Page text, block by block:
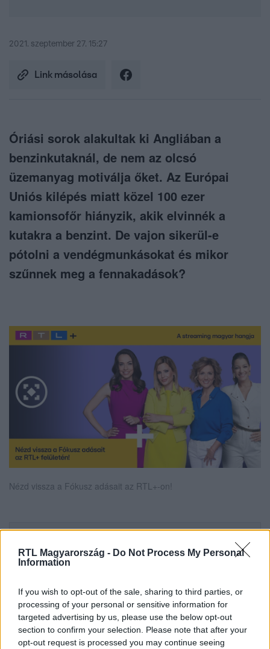
RTL Magyarország - Do Not Process My Personal
Information
If you wish to opt-out of the sale, sharing to third parties, or
processing of your personal or sensitive information for
targeted advertising by us, please use the below opt-out
section to confirm your selection. Please note that after your
opt-out request is processed you may continue seeing
2021. szeptember 27. 15:27
Link másolása
Óriási sorok alakultak ki Angliában a
benzinkutaknál, de nem az olcsó
üzemanyag motiválja őket. Az Európai
Uniós kilépés miatt közel 100 ezer
kamionsofőr hiányzik, akik elvinnék a
kutakra a benzint. De vajon sikerül-e
pótolni a vendégmunkásokat és mikor
szűnnek meg a fennakadások?
Nézd vissza a Fókusz adásait az RTL+-on!
legyen a Google-találatokban!